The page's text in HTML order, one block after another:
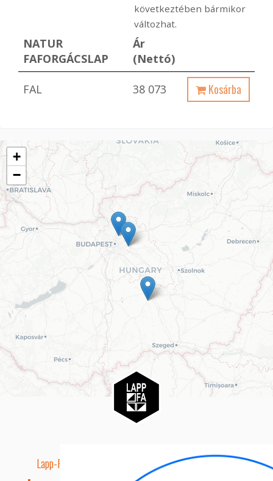
következtében bármikor
változhat.
NATUR
FAFORGÁCSLAP
Ár
(Nettó)
FAL 38 073 Kosárba
+
−
Lapp-Fa EUTR technikai azonosító száma: AA5849163